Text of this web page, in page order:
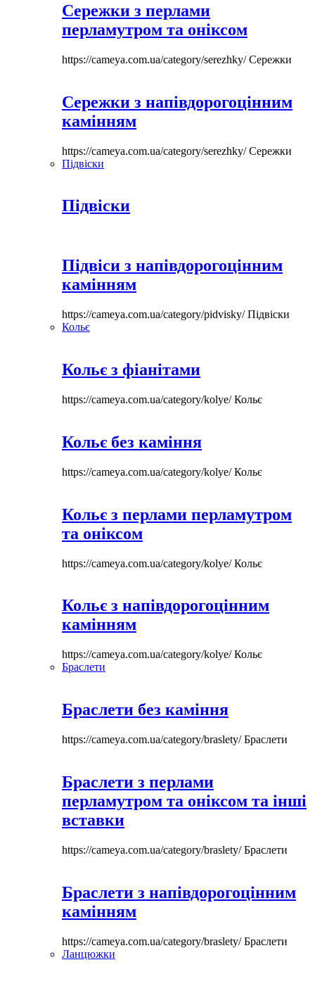
Сережки з перлами
перламутром та оніксом
https://cameya.com.ua/category/serezhky/Сережки
Сережки з напівдорогоцінним
камінням
https://cameya.com.ua/category/serezhky/Сережки
Підвіски
Підвіски
Підвіси з напівдорогоцінним
камінням
https://cameya.com.ua/category/pidvisky/Підвіски
Кольє
Кольє з фіанітами
https://cameya.com.ua/category/kolye/Кольє
Кольє без каміння
https://cameya.com.ua/category/kolye/Кольє
Кольє з перлами перламутром
та оніксом
https://cameya.com.ua/category/kolye/Кольє
Кольє з напівдорогоцінним
камінням
https://cameya.com.ua/category/kolye/Кольє
Браслети
Браслети без каміння
https://cameya.com.ua/category/braslety/Браслети
Браслети з перлами
перламутром та оніксом та інші
вставки
https://cameya.com.ua/category/braslety/Браслети
Браслети з напівдорогоцінним
камінням
https://cameya.com.ua/category/braslety/Браслети
Ланцюжки